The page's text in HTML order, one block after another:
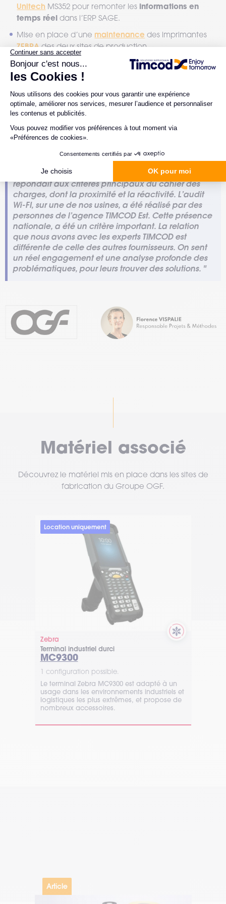
Unitech MS352 pour remonter les informations en
temps réel dans l’ERP SAGE.
Mise en place d’une maintenance des imprimantes
ZEBRAdes deux sites de production.
"Au fil des discussions avec TIMCOD, nous avons
découvert le périmètre complet adressé par
TIMCOD. La maintenance des imprimantes est un
élément crucial. Certaines étapes de la production
peuvent être impactées, en cas de
décidé de confier celle-ci à TIMCOD.
Il a été décidé de travailler avec TIMCOD car il
répondait aux critères principaux du cahier des
charges, dont la proximité et la réactivité. L’audit
Wi-FI, sur une de nos usines, a été réalisé par des
personnes de l’agence TIMCOD Est. Cette présence
nationale, a été un critère important. La relation
que nous avons avec les experts TIMCOD est
différente de celle des autres fournisseurs. On sent
un réel engagement et une analyse profonde des
problématiques, pour leurs trouver des solutions. "
Matériel associé
Découvrez le matériel mis en place dans les sites de
fabrication du Groupe OGF.
Location uniquement
Zebra
Terminal industriel durci
MC9300
1 configuration possible.
Le terminal Zebra MC9300 est adapté à un
usage dans les environnements industriels et
logistiques les plus extrêmes, et propose de
nombreux accessoires.
Article